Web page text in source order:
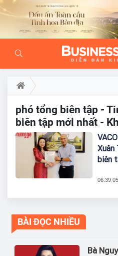
phó tổng biên tập -
biên tập mới nhất -
Xuân
biên
06:39
BÀI ĐỌC NHIỀU
Bà